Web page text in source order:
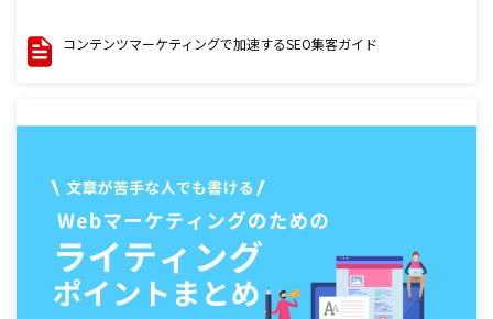
コンテンツマーケティングで加速するSEO集客ガイド